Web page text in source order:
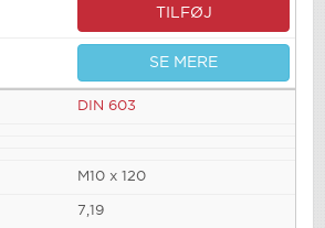
TILFØJ
SE MERE
DIN 603
M10 x 120
7,19